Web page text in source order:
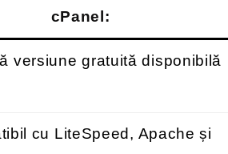
cPanel:
versiune gratuită disponibilă
cu LiteSpeed, Apache și